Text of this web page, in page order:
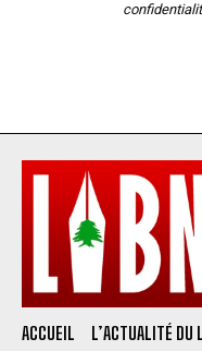
ACCUEIL L’ACTUALITÉ DU